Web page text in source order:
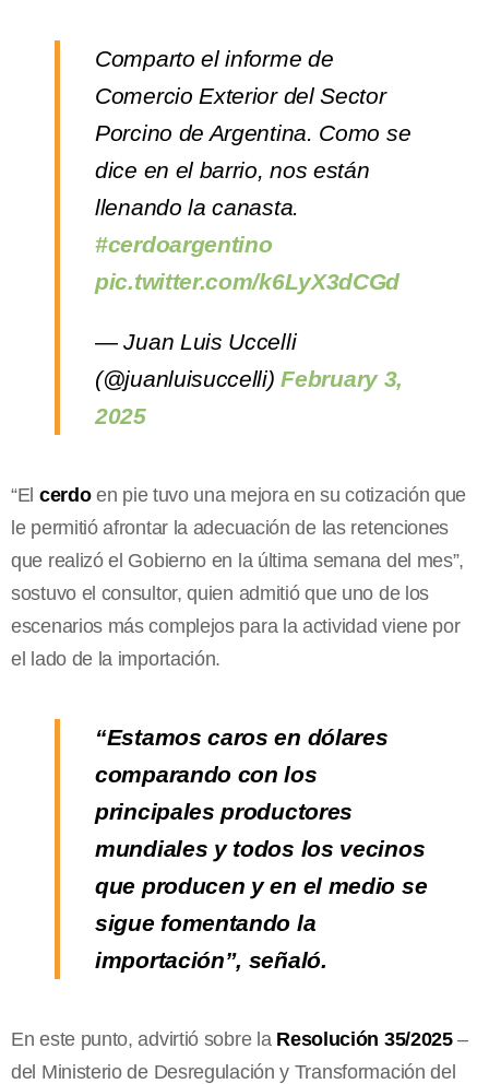
Comparto el informe de
Comercio Exterior del Sector
Porcino de Argentina. Como se
dice en el barrio, nos están
llenando la canasta.
#cerdoargentino
pic.twitter.com/k6LyX3dCGd
— Juan Luis Uccelli
(@juanluisuccelli)February 3,
2025
“El cerdoen pie tuvo una mejora en su cotización que
le permitió afrontar la adecuación de las retenciones
que realizó el Gobierno en la última semana del mes”,
sostuvo el consultor, quien admitió que uno de los
escenarios más complejos para la actividad viene por
el lado de la importación.
“Estamos caros en dólares
comparando con los
principales productores
mundiales y todos los vecinos
que producen y en el medio se
sigue fomentando la
importación”, señaló.
En este punto, advirtió sobrela Resolución 35/2025–
del Ministerio de Desregulación y Transformación del